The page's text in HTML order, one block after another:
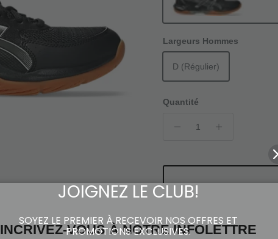
Largeurs Hommes
D (Régulier)
Quantité
INCRIVEZ-VOUS À NOTRE INFOLETTRE
JOIGNEZ LE CLUB!
SOYEZ LE PREMIER À RECEVOIR NOS OFFRES ET
PROMOTIONS EXCLUSIVES.